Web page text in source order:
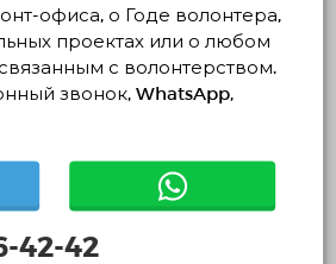
офиса, о Годе волонтера,
проектах или о любом
с волонтерством.
звонок, WhatsApp,
42-42